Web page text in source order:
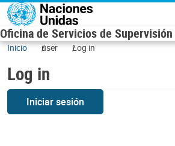
Skip to main content
Oficina de Servicios de
Inicio user Log in
Log in
Iniciar sesión